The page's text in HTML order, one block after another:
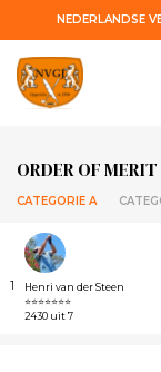
NEDERLANDSE
ORDER OF MERIT
CATEGORIE A
1
Henri van der Steen
⭐⭐⭐⭐⭐⭐⭐
2430 uit 7